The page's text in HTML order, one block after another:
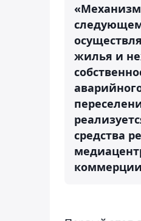
жилья и
средства